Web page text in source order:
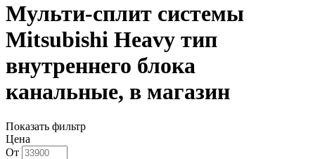
Мульти-сплит системы
Mitsubishi Heavy тип
внутреннего блока
канальные, в магазин
Показать фильтр
Цена
От